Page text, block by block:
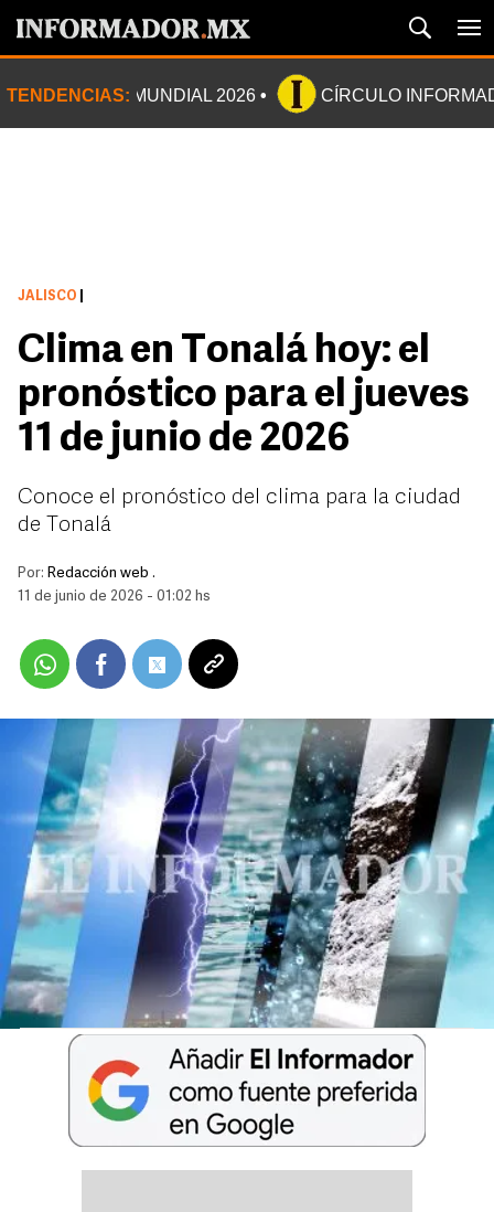
TENDENCIAS: MUNDIAL 2026 CÍRCULO
JALISCO
Clima en Tonalá hoy: el
pronóstico para el jueves
11 de junio de 2026
Conoce el pronóstico del clima para la ciudad
de Tonalá
Por: Redacción web .
11 de junio de 2026 - 01:02 hs